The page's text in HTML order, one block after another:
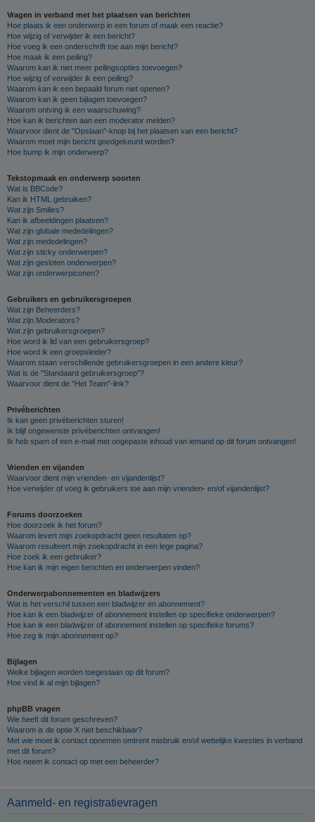
Vragen in verband met het plaatsen van berichten
Hoe plaats ik een onderwerp in een forum of maak een reactie?
Hoe wijzig of verwijder ik een bericht?
Hoe voeg ik een onderschrift toe aan mijn bericht?
Hoe maak ik een peiling?
Waarom kan ik niet meer peilingsopties toevoegen?
Hoe wijzig of verwijder ik een peiling?
Waarom kan ik een bepaald forum niet openen?
Waarom kan ik geen bijlagen toevoegen?
Waarom ontving ik een waarschuwing?
Hoe kan ik berichten aan een moderator melden?
Waarvoor dient de "Opslaan"-knop bij het plaatsen van een bericht?
Waarom moet mijn bericht goedgekeurd worden?
Hoe bump ik mijn onderwerp?
Tekstopmaak en onderwerp soorten
Wat is BBCode?
Kan ik HTML gebruiken?
Wat zijn Smilies?
Kan ik afbeeldingen plaatsen?
Wat zijn globale mededelingen?
Wat zijn mededelingen?
Wat zijn sticky onderwerpen?
Wat zijn gesloten onderwerpen?
Wat zijn onderwerpiconen?
Gebruikers en gebruikersgroepen
Wat zijn Beheerders?
Wat zijn Moderators?
Wat zijn gebruikersgroepen?
Hoe word ik lid van een gebruikersgroep?
Hoe word ik een groepsleider?
Waarom staan verschillende gebruikersgroepen in een andere kleur?
Wat is de "Standaard gebruikersgroep"?
Waarvoor dient de "Het Team"-link?
Privéberichten
Ik kan geen privéberichten sturen!
Ik blijf ongewenste privéberichten ontvangen!
Ik heb spam of een e-mail met ongepaste inhoud van iemand op dit forum ontvangen!
Vrienden en vijanden
Waarvoor dient mijn vrienden- en vijandenlijst?
Hoe verwijder of voeg ik gebruikers toe aan mijn vrienden- en/of vijandenlijst?
Forums doorzoeken
Hoe doorzoek ik het forum?
Waarom levert mijn zoekopdracht geen resultaten op?
Waarom resulteert mijn zoekopdracht in een lege pagina?
Hoe zoek ik een gebruiker?
Hoe kan ik mijn eigen berichten en onderwerpen vinden?
Onderwerpabonnementen en bladwijzers
Wat is het verschil tussen een bladwijzer en abonnement?
Hoe kan ik een bladwijzer of abonnement instellen op specifieke onderwerpen?
Hoe kan ik een bladwijzer of abonnement instellen op specifieke forums?
Hoe zeg ik mijn abonnement op?
Bijlagen
Welke bijlagen worden toegestaan op dit forum?
Hoe vind ik al mijn bijlagen?
phpBB vragen
Wie heeft dit forum geschreven?
Waarom is de optie X niet beschikbaar?
Met wie moet ik contact opnemen omtrent misbruik en/of wettelijke kwesties in verband
met dit forum?
Hoe neem ik contact op met een beheerder?
Aanmeld- en registratievragen